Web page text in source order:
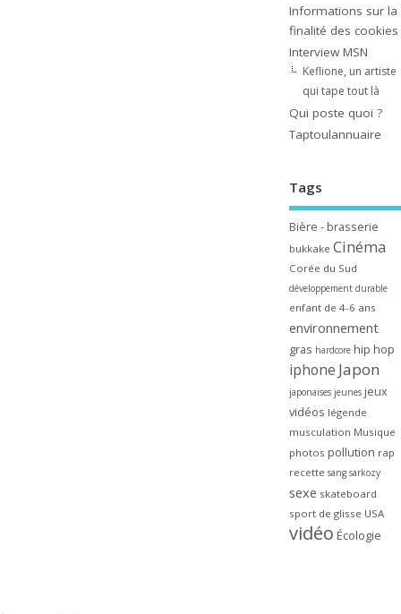
Informations sur la
finalité des cookies
Interview MSN
Keflione, un artiste
qui tape tout là
Qui poste quoi ?
Taptoulannuaire
Tags
Bière - brasserie
bukkake Cinéma
Corée du Sud
développement durable
enfant de 4-6 ans
environnement
gras hardcore hip hop
iphone Japon
japonaises jeunes jeux
vidéos légende
musculation Musique
photos pollution rap
recette sang sarkozy
sexe skateboard
sport de glisse USA
vidéo Écologie